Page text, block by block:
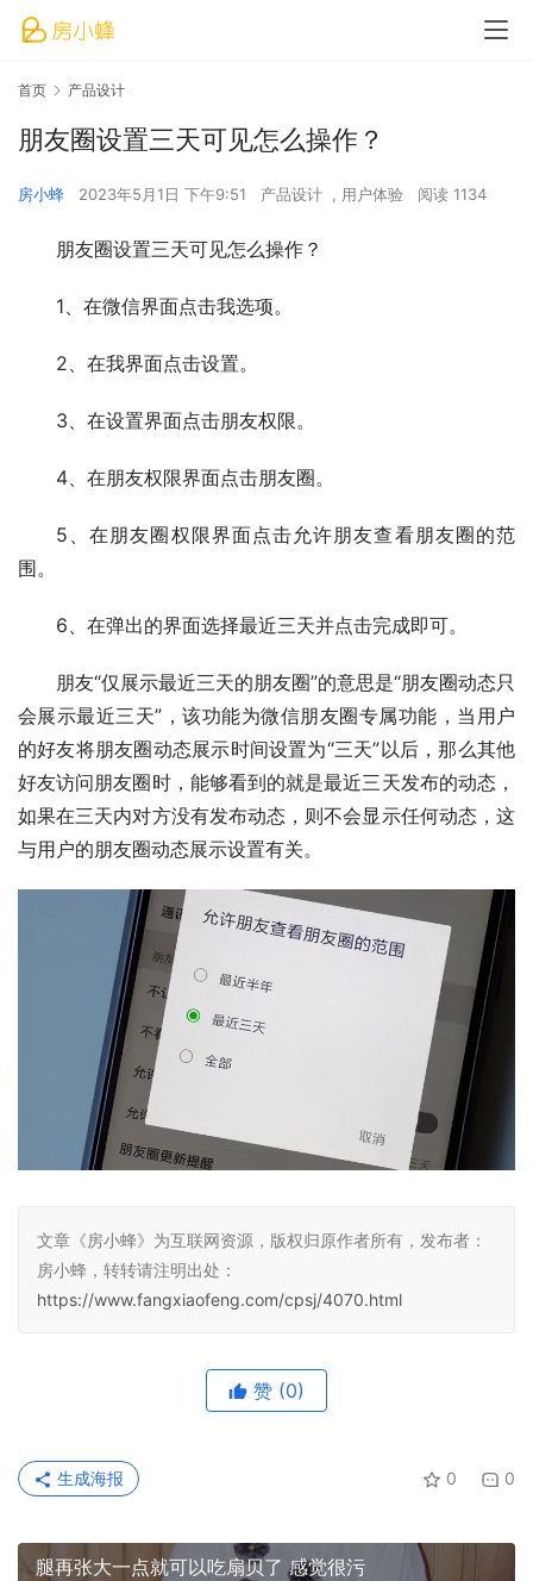
首页 产品设计
朋友圈设置三天可见怎么操作？
房小蜂 2023年5月1日 下午9:51 产品设计 , 用户体验 阅读 1134
朋友圈设置三天可见怎么操作？
1、在微信界面点击我选项。
2、在我界面点击设置。
3、在设置界面点击朋友权限。
4、在朋友权限界面点击朋友圈。
5、在朋友圈权限界面点击允许朋友查看朋友圈的范
围。
6、在弹出的界面选择最近三天并点击完成即可。
朋友“仅展示最近三天的朋友圈”的意思是“朋友圈动态只
会展示最近三天”，该功能为微信朋友圈专属功能，当用户
的好友将朋友圈动态展示时间设置为“三天”以后，那么其他
好友访问朋友圈时，能够看到的就是最近三天发布的动态，
如果在三天内对方没有发布动态，则不会显示任何动态，这
与用户的朋友圈动态展示设置有关。
文章《房小蜂》为互联网资源，版权归原作者所有，发布者：
房小蜂，转转请注明出处：
https://www.fangxiaofeng.com/cpsj/4070.html
赞 (0)
0 0
生成海报
腿再张大一点就可以吃扇贝了 感觉很污